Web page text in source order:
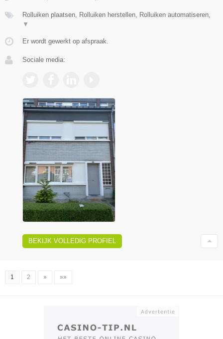
Rolluiken plaatsen, Rolluiken herstellen, Rolluiken automatiseren,
▼
Er wordt gewerkt op afspraak.
Sociale media:
BEKIJK VOLLEDIG PROFIEL
1 2 » »»